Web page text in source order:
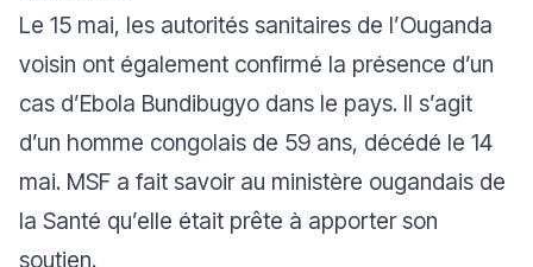
Le 15 mai, les autorités sanitaires de l’Ouganda
voisin ont également confirmé la présence d’un
cas d’Ebola Bundibugyo dans le pays. Il s’agit
d’un homme congolais de 59 ans, décédé le 14
mai. MSF a fait savoir au ministère ougandais de
la Santé qu’elle était prête à apporter son
soutien.